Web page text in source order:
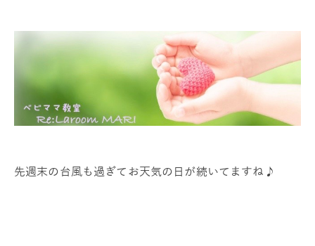
先週末の台風も過ぎてお天気の日が続いてますね♪